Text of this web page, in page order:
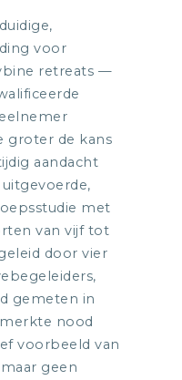
voor
retreats —
groter de kans
aandacht
met
van vijf tot
door vier
gemeten in
nood
voorbeeld van
geen